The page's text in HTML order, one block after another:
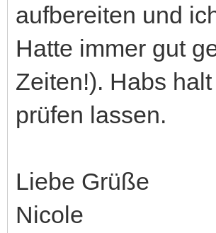
aufbereiten und
Hatte immer gut
Zeiten!). Habs
prüfen lassen.
Liebe Grüße
Nicole